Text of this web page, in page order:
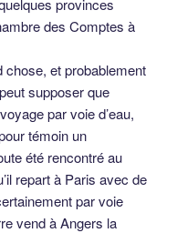
des Comptes à
chose, et probablement
supposer que
par voie d’eau,
témoin un
été rencontré au
repart à Paris avec de
par voie
vend à Angers la